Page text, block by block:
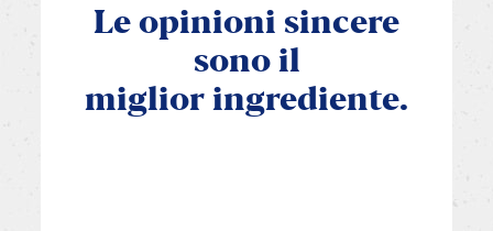
Le opinioni sincere
sono il
miglior ingrediente.